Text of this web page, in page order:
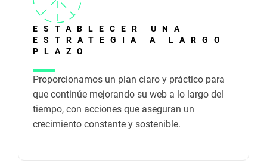
ESTABLECER UNA
ESTRATEGIA A LARGO
PLAZO
Proporcionamos un plan claro y práctico para
que continúe mejorando su web a lo largo del
tiempo, con acciones que aseguran un
crecimiento constante y sostenible.